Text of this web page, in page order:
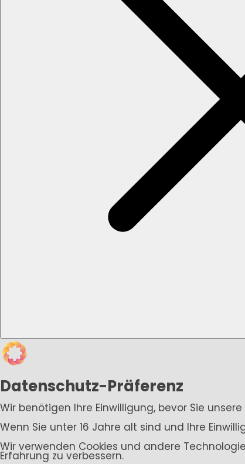
Datenschutz-Präferenz
Wir benötigen Ihre Einwilligung, bevor Sie
Wenn Sie unter 16 Jahre alt sind und Ihre
Wir verwenden Cookies und andere
Erfahrung zu verbessern.